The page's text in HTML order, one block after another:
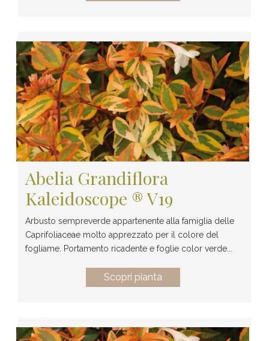
Abelia Grandiflora
Kaleidoscope ® V19
Arbusto sempreverde appartenente alla famiglia delle
Caprifoliaceae molto apprezzato per il colore del
fogliame. Portamento ricadente e foglie color verde...
Scopri pianta